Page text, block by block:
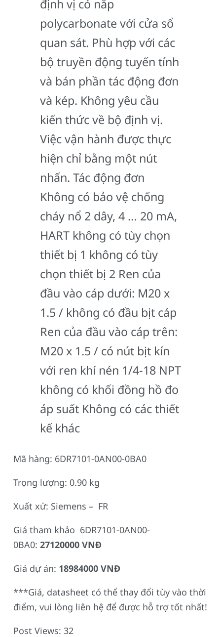
định vị có nắp
polycarbonate với cửa sổ
quan sát. Phù hợp với các
bộ truyền động tuyến tính
và bán phần tác động đơn
và kép. Không yêu cầu
kiến thức về bộ định vị.
Việc vận hành được thực
hiện chỉ bằng một nút
nhấn. Tác động đơn
Không có bảo vệ chống
cháy nổ 2 dây, 4 … 20 mA,
HART không có tùy chọn
thiết bị 1 không có tùy
chọn thiết bị 2 Ren của
đầu vào cáp dưới: M20 x
1.5 / không có đầu bịt cáp
Ren của đầu vào cáp trên:
M20 x 1.5 / có nút bịt kín
với ren khí nén 1/4-18 NPT
không có khối đồng hồ đo
áp suất Không có các thiết
kế khác
Mã hàng: 6DR7101-0AN00-0BA0
Trọng lượng: 0.90 kg
Xuất xứ: Siemens – FR
Giá tham khảo 6DR7101-0AN00-
0BA0: 27120000 VNĐ
Giá dự án: 18984000 VNĐ
***Giá, datasheet có thể thay đổi tùy vào thời
điểm, vui lòng liên hệ để được hỗ trợ tốt nhất!
Post Views: 32